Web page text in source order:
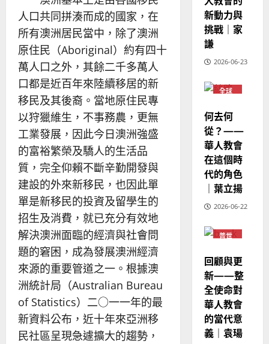
人口共同拼湊而成的國家，在
所有澳洲居民當中，除了澳洲
原住民（Aboriginal）約有四十
萬人口之外，其餘二千多萬人
口都是近百年來陸續移居的新
移民及其後裔。當地原住民專
以狩獵維生，不事務農，更無
工業發展，因此今日澳洲強盛
的富裕繁榮及驕人的生活品
質，完全仰賴不斷辛勤開發與
建設的外來新移民，也因此單
單是新移民的投資及留學生的
招生及消費，就已充分有效地
解決澳洲面臨的經濟與社會問
題的窘困，成為發展澳洲經濟
來源的重要管道之一。根據澳
洲統計局（Australian Bureau
of Statistics）二○一一年的最
新資料公布，近十年來亞洲移
民社區呈現急遽擴大的趨勢，
約
瑟
02-
見
證
｜
陽
萍
2025-
02-
20
6
西
亞
華
的
農
曆
新
年
｜
余
自
力
2025-
7
國
華
人
教
經
歷
｜
吳
振
、
溫
淑
2025-
02-
20
新動力與
挑戰｜家
謙
2026-06-23
全球
普世
宣教
何去何
從？——
華人教會
在這個時
代的角色
｜葉立揚
2026-06-22
普世
回顧與更
新——整
全使命對
華人教會
的當代意
義｜袁瑒